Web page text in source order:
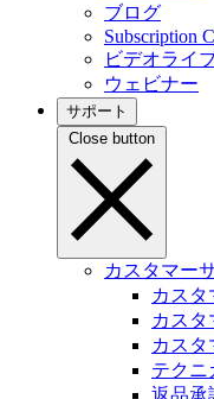
ブログ
Subscription
ビデオライ
ウェビナー
サポート
Close button
カスタマー
カスタ
カスタ
カスタ
テクニ